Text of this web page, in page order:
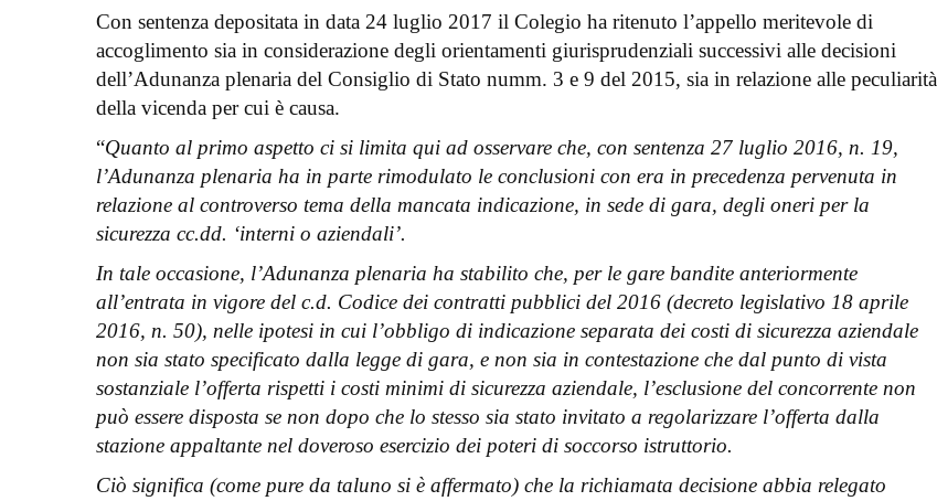
Con sentenza depositata in data 24 luglio 2017 il Colegio ha ritenuto l’appello meritevole di
accoglimento sia in considerazione degli orientamenti giurisprudenziali successivi alle decisioni
dell’Adunanza plenaria del Consiglio di Stato numm. 3 e 9 del 2015, sia in relazione alle peculiarità
della vicenda per cui è causa.
“Quanto al primo aspetto ci si limita qui ad osservare che, con sentenza 27 luglio 2016, n. 19,
l’Adunanza plenaria ha in parte rimodulato le conclusioni con era in precedenza pervenuta in
relazione al controverso tema della mancata indicazione, in sede di gara, degli oneri per la
sicurezza cc.dd. ‘interni o aziendali’.
In tale occasione, l’Adunanza plenaria ha stabilito che, per le gare bandite anteriormente
all’entrata in vigore del c.d. Codice dei contratti pubblici del 2016 (decreto legislativo 18 aprile
2016, n. 50), nelle ipotesi in cui l’obbligo di indicazione separata dei costi di sicurezza aziendale
non sia stato specificato dalla legge di gara, e non sia in contestazione che dal punto di vista
sostanziale l’offerta rispetti i costi minimi di sicurezza aziendale, l’esclusione del concorrente non
può essere disposta se non dopo che lo stesso sia stato invitato a regolarizzare l’offerta dalla
stazione appaltante nel doveroso esercizio dei poteri di soccorso istruttorio.
Ciò significa (come pure da taluno si è affermato) che la richiamata decisione abbia relegato